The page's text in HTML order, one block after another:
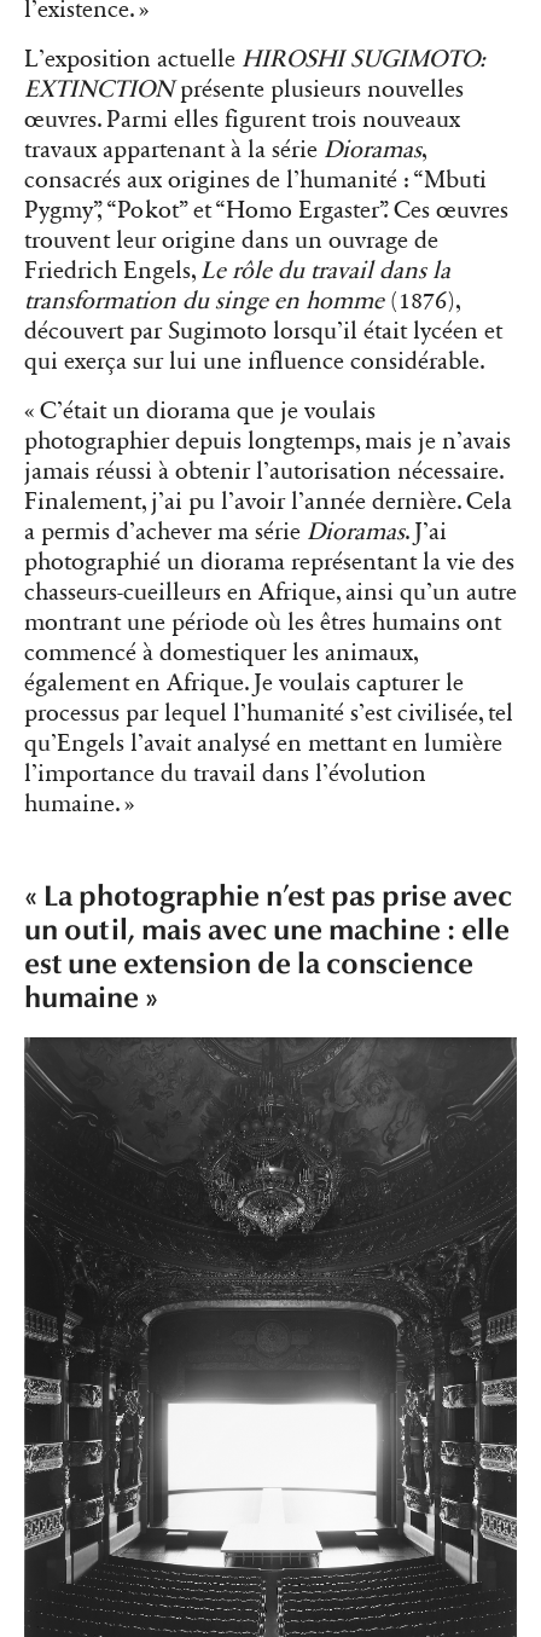
l’existence. »
L’exposition actuelle HIROSHI SUGIMOTO:
EXTINCTIONprésente plusieurs nouvelles
œuvres. Parmi elles figurent trois nouveaux
travaux appartenant à la série Dioramas,
consacrés aux origines de l’humanité : “Mbuti
Pygmy”, “Pokot”et “Homo Ergaster”. Ces œuvres
trouvent leur origine dans un ouvrage de
Friedrich Engels, Le rôle du travail dans la
transformation du singe en homme(1876),
découvert par Sugimoto lorsqu’il était lycéen et
qui exerça sur lui une influence considérable.
« C’était un diorama que je voulais
photographier depuis longtemps, mais je n’avais
jamais réussi à obtenir l’autorisation nécessaire.
Finalement, j’ai pu l’avoir l’année dernière. Cela
a permis d’achever ma série Dioramas. J’ai
photographié un diorama représentant la vie des
chasseurs-cueilleurs en Afrique, ainsi qu’un autre
montrant une période où les êtres humains ont
commencé à domestiquer les animaux,
également en Afrique. Je voulais capturer le
processus par lequel l’humanité s’est civilisée, tel
qu’Engels l’avait analysé en mettant en lumière
l’importance du travail dans l’évolution
humaine. »
« La photographie n’est pas prise avec
un outil, mais avec une machine : elle
est une extension de la conscience
humaine »